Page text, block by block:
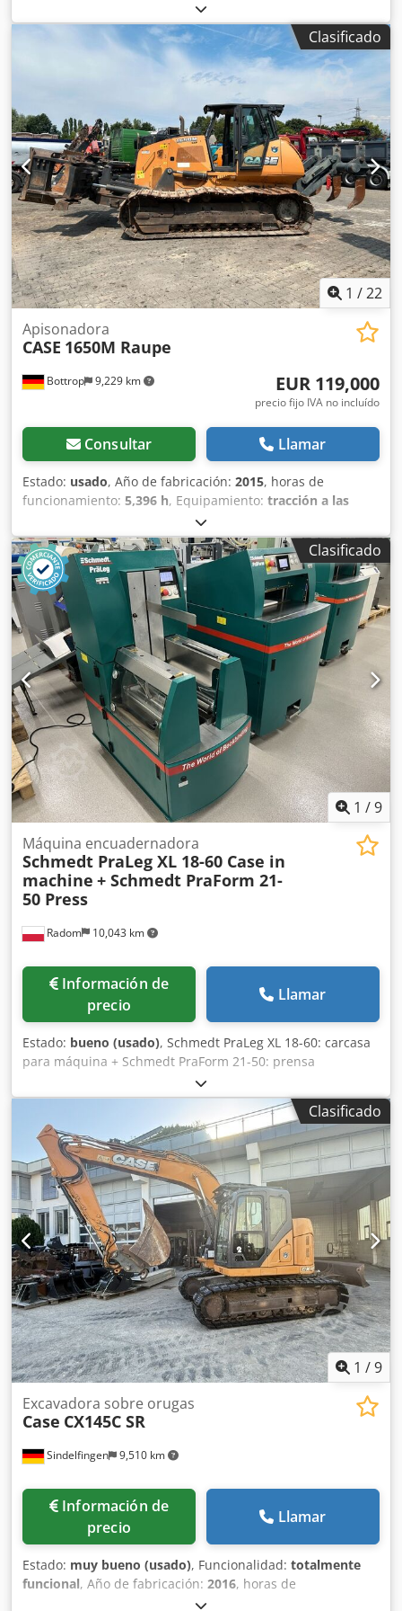
, CASE IH 1660 flujo axial Marca:
Case IH Modelo: 1660 Año: 1987 Horas de funcionamiento:
3.300 h Dedpfx Alsvr Dxpoaekr Ancho de sección: 5,00 m
Varios tipos de equipos: picador de paja, esparcidor de
Clasificado
1 /22
Bottrop 9,229 km
Apisonadora
CASE 1650M Raupe
EUR 119,000
precio fijo IVA no incluído
Consultar Llamar
Estado: usado, Año de fabricación: 2015, horas de
funcionamiento: 5,396 h, Equipamiento: tracción a las
, CATERPILLAR Modelo: 1650M Peso en vacío:
19 200 kg Potencia: 122 kW Horas de trabajo: 5396
Djdpfxozhyrms Alaokr Equipamiento: - Asiento calefactado
- Aire acondicionado - Radio - Rastrillo trasero con 3
dientes - Dispositivos y rejillas de protección de la cabina
en la parte delantera - Pala niveladora (plegable
hidráulicamente) Con gusto le brindamos asistencia
también en el área de financiación/arrendamiento a través
de nuestros socios. Todos los datos sin garantía. Salvo
error y omisión.
Clasificado
1 /9
Radom 10,043 km
Máquina encuadernadora
Schmedt PraLeg XL 18-60 Case in
machine + Schmedt PraForm 21-
50 Press
Información de
precio
Llamar
Estado: bueno (usado), Schmedt PraLeg XL 18-60: carcasa
para máquina + Schmedt PraForm 21-50: prensa
Fabricados en 2022. Schmedt PraLeg XL 18-60: máquina
para encuadernar libros Máquina en buen estado, lista
para su funcionamiento. La máquina sujeta un bloque de
hojas para encuadernar en una cubierta preparada. Dos
aplicadores de adhesivo, con ajuste suave del grosor del
adhesivo. Formato: Altura del bloque: 80 – 450 mm Ancho
del bloque: 110 – 450 mm Grosor del bloque: 2 – 80 mm
Tasa de producción: aproximadamente 200 – 300
unidades/hora Alimentación eléctrica: 230 V Peso: 300 kg
Fabricado en Alemania. Schmedt PraForm 21-50: prensa
para libros Prensa para libros con cortador de ranuras.
Fabricado por Schmedt, Alemania. La máquina está en
muy buenas condiciones y lista para la producción.
Especificaciones técnicas: Dsdpfx Aszdazbelaskr Formato
máximo: 420 x 520 x 100 mm Peso: 220 kg Alimentación
eléctrica: 230 V + aire comprimido. El precio es por un
conjunto de dos máquinas.
Clasificado
1 /9
Sindelfingen 9,510 km
Excavadora sobre orugas
Case CX145C SR
Información de
precio
Llamar
Estado: muy bueno (usado), Funcionalidad: totalmente
funcional, Año de fabricación: 2016, horas de
, * 11.500 horas de trabajo * Peso